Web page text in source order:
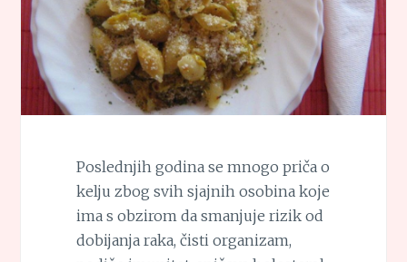
Poslednjih godina se mnogo priča o
kelju zbog svih sjajnih osobina koje
ima s obzirom da smanjuje rizik od
dobijanja raka, čisti organizam,